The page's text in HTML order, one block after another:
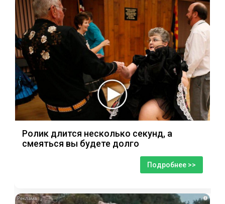
Ролик длится несколько секунд, а
смеяться вы будете долго
Подробнее >>
i